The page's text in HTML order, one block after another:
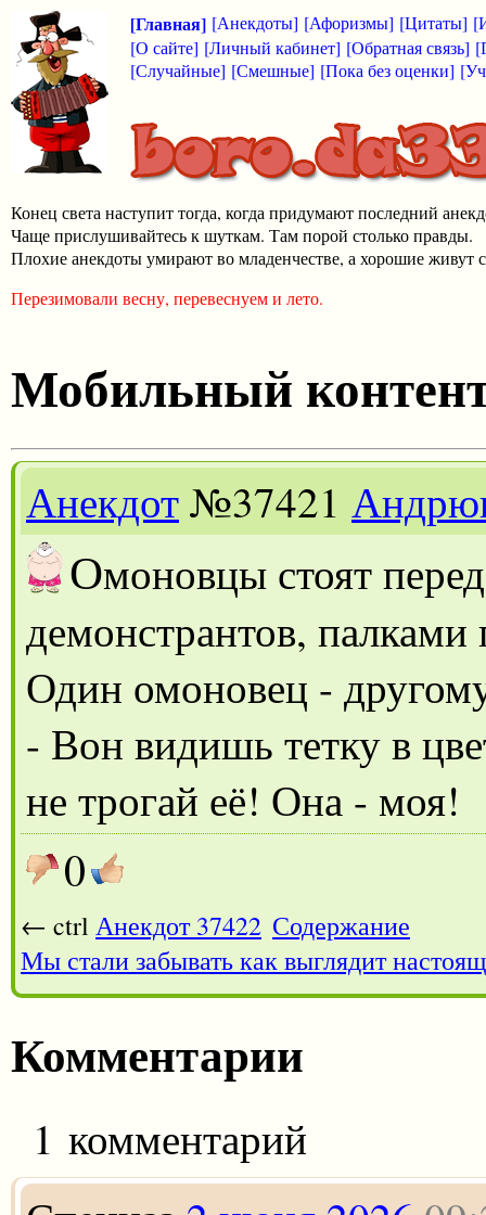
[Главная] [Анекдоты] [Афоризмы] [Цитаты]
[О сайте] [Личный кабинет] [Обратная связь]
[Случайные] [Смешные] [Пока без оценки]
Конец света наступит тогда, когда придумают последний
Чаще прислушивайтесь к шуткам. Там порой столько правды.
Плохие анекдоты умирают во младенчестве, а хорошие живут
Перезимовали весну, перевеснуем и лето.
Мобильный
Анекдот№37421
Омоновцы стоят
демонстрантов,
Один омоновец -
- Вон видишь тетку в
не трогай её! Она - моя!
0
← ctrl Анекдот 37422 Содержание
Мы стали забывать как выглядит
Комментарии
1 комментарий